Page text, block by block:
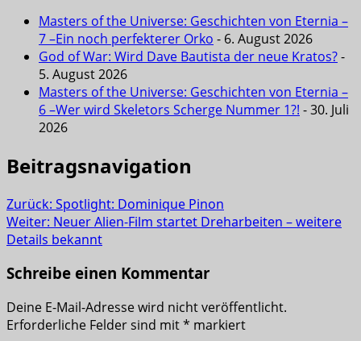
Masters of the Universe: Geschichten von Eternia –
7 –Ein noch perfekterer Orko - 6. August 2026
God of War: Wird Dave Bautista der neue Kratos?-
5. August 2026
Masters of the Universe: Geschichten von Eternia –
6 –Wer wird Skeletors Scherge Nummer 1?! - 30. Juli
2026
Beitragsnavigation
Zurück: Spotlight: Dominique Pinon
Weiter: Neuer Alien-Film startet Dreharbeiten – weitere
Details bekannt
Schreibe einen Kommentar
Deine E-Mail-Adresse wird nicht veröffentlicht.
Erforderliche Felder sind mit* markiert